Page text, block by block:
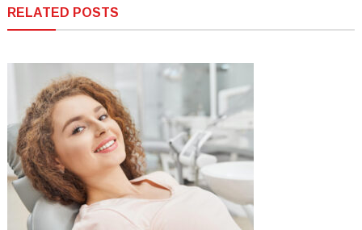
RELATED POSTS